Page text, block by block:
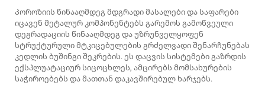
Კოროზიის წინააღმდეგ მდგრადი მასალები და საფარები
იცავენ მეტალურ კომპონენტებს გარემოს გამოწვეული
დეგრადაციის წინააღმდეგ და უზრუნველყოფენ
სტრუქტურული მტკიცებულების გრძელვადი შენარჩუნებას
კედლის ბუშინგი შეკრების. ეს დაცვის სისტემები გაზრდის
ექსპლუატაციურ სიცოცხლეს, ამცირებს მომსახურების
საჭიროებებს და მათთან დაკავშირებულ ხარჯებს.